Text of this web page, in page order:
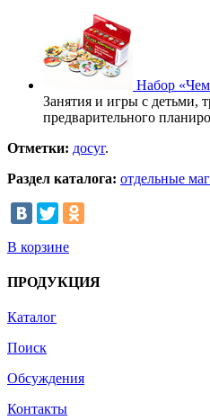
Набор «Чем
Занятия и игры с детьми,
предварительного
Отметки: досуг.
Раздел каталога: отдельные
В корзине
ПРОДУКЦИЯ
Каталог
Поиск
Обсуждения
Контакты